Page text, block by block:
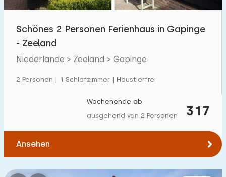
Schönes 2 Personen Ferienhaus in Gapinge
- Zeeland
Niederlande > Zeeland > Gapinge
2 Personen | 1 Schlafzimmer | Haustierfrei
317
Wochenende ab
ausgehend von 2 Personen
Ansehen